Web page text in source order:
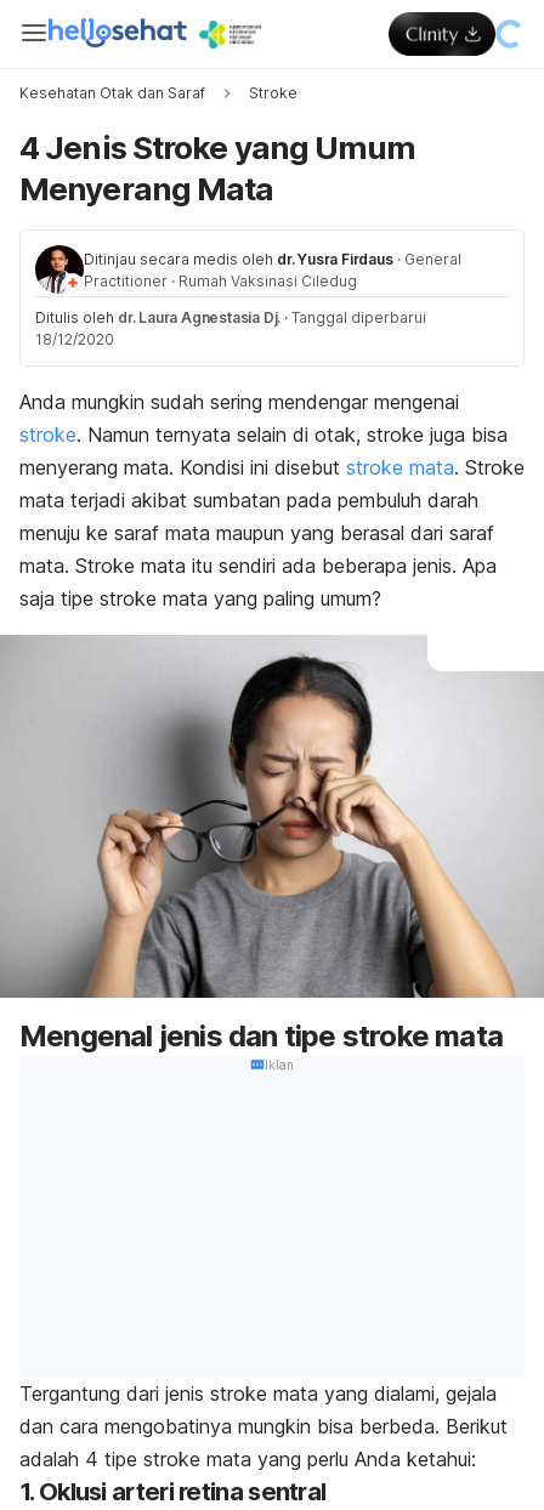
Kesehatan Otak dan Saraf Stroke
4 Jenis Stroke yang Umum
Menyerang Mata
Ditinjau secara medis oleh dr. Yusra Firdaus · General
Practitioner · Rumah Vaksinasi Ciledug
Ditulis oleh dr. Laura Agnestasia Dj. · Tanggal diperbarui
18/12/2020
Anda mungkin sudah sering mendengar mengenai
stroke. Namun ternyata selain di otak, stroke juga bisa
menyerang mata. Kondisi ini disebut stroke mata. Stroke
mata terjadi akibat sumbatan pada pembuluh darah
menuju ke saraf mata maupun yang berasal dari saraf
mata. Stroke mata itu sendiri ada beberapa jenis. Apa
saja tipe stroke mata yang paling umum?
Mengenal jenis dan tipe stroke mata
Iklan
Tergantung dari jenis stroke mata yang dialami, gejala
dan cara mengobatinya mungkin bisa berbeda. Berikut
adalah 4 tipe stroke mata yang perlu Anda ketahui:
1. Oklusi arteri retina sentral